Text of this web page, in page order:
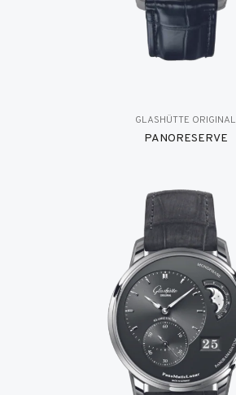
GLASHÜTTE ORIGINAL
PANORESERVE